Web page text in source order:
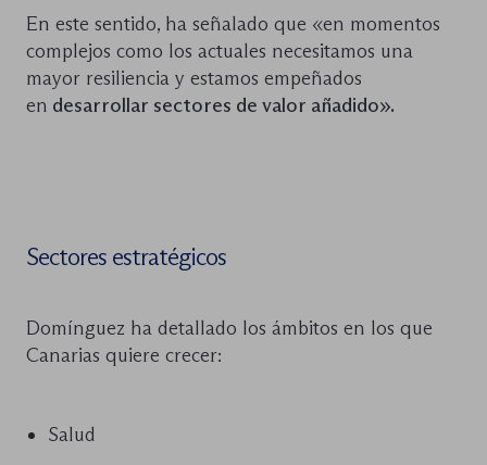
En este sentido, ha señalado que «en momentos
complejos como los actuales necesitamos una
mayor resiliencia y estamos empeñados
en desarrollar sectores de valor añadido».
Sectores estratégicos
Domínguez ha detallado los ámbitos en los que
Canarias quiere crecer:
Salud